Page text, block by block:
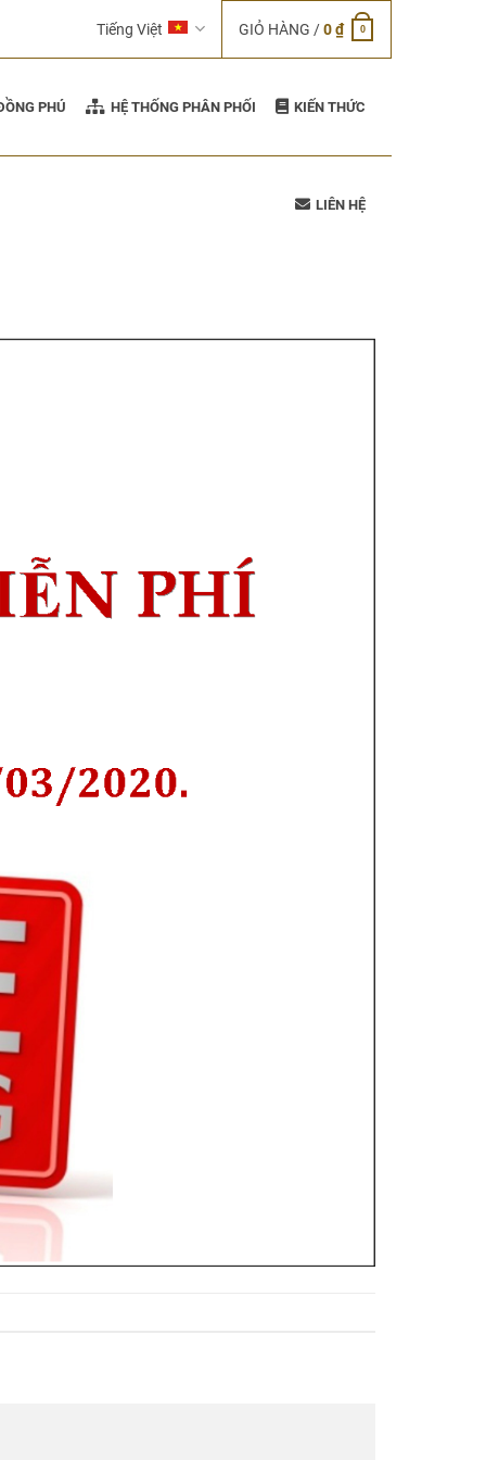
Tiếng Việt GIỎ HÀNG /0₫ 0
PHÚ HỆ THỐNG PHÂN PHỐI KIẾN THỨC
LIÊN HỆ